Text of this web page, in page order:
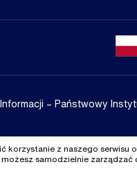
– Państwowy
korzystanie z naszego
samodzielnie